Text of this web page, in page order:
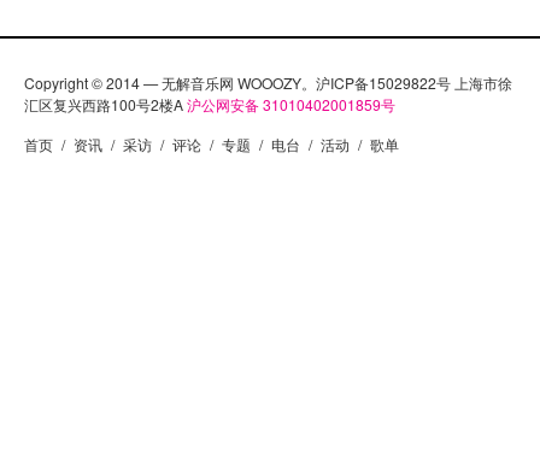
Copyright © 2014 — 无解音乐网 WOOOZY。沪ICP备15029822号 上海市徐
汇区复兴西路100号2楼A沪公网安备 31010402001859号
首页 / 资讯 / 采访 / 评论 / 专题 / 电台 / 活动 / 歌单